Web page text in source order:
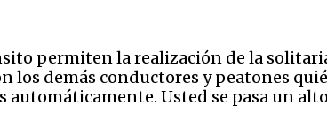
permiten la realización de la
los demás conductores y peatones
automáticamente. Usted se pasa un